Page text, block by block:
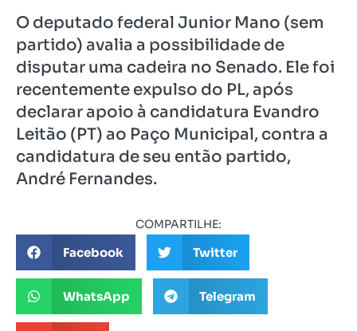
O deputado federal Junior Mano (sem
partido) avalia a possibilidade de
disputar uma cadeira no Senado. Ele foi
recentemente expulso do PL, após
declarar apoio à candidatura Evandro
Leitão (PT) ao Paço Municipal, contra a
candidatura de seu então partido,
André Fernandes.
COMPARTILHE:
Facebook Twitter
WhatsApp Telegram